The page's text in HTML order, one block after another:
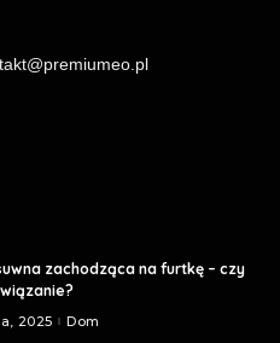
zachodząca na furtkę – czy
2025 Dom